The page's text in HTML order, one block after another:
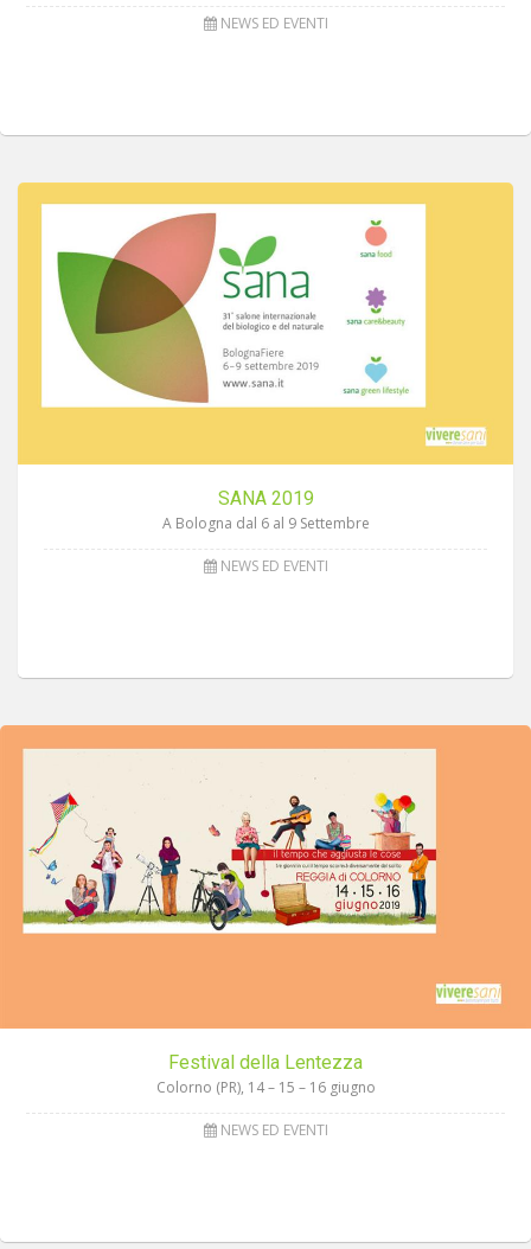
NEWS ED EVENTI
SANA 2019
A Bologna dal 6 al 9 Settembre
NEWS ED EVENTI
Festival della Lentezza
Colorno (PR), 14 – 15 – 16 giugno
NEWS ED EVENTI